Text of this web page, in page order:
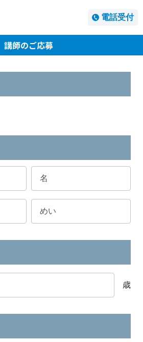
電話受付
講師のご応募
歳